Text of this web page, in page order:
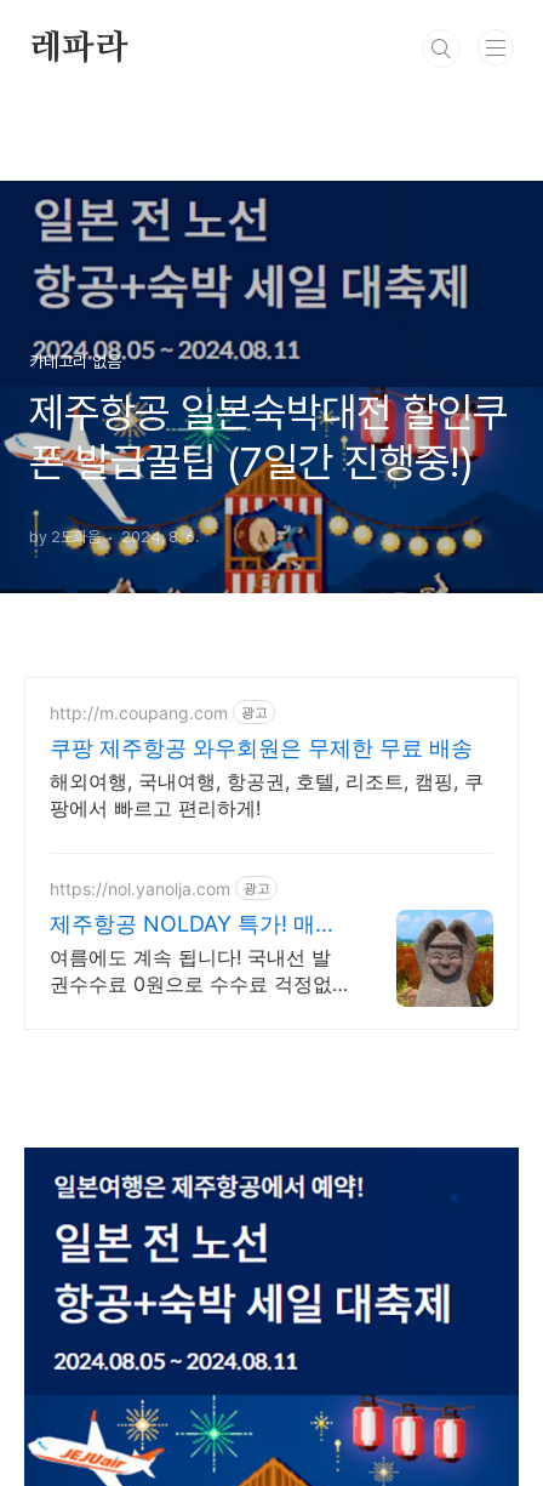
레파라
카테고리 없음
제주항공 일본숙박대전 할인쿠
폰 발급꿀팁 (7일간 진행중!)
by 2도화음 2024. 8. 6.
http://m.coupang.com 광고
쿠팡 제주항공 와우회원은 무제한 무료 배송
해외여행, 국내여행, 항공권, 호텔, 리조트, 캠핑, 쿠
팡에서 빠르고 편리하게!
https://nol.yanolja.com 광고
제주항공 NOLDAY 특가! 매일
NOL DRAW 추첨!
여름에도 계속 됩니다! 국내선 발
권수수료 0원으로 수수료 걱정없